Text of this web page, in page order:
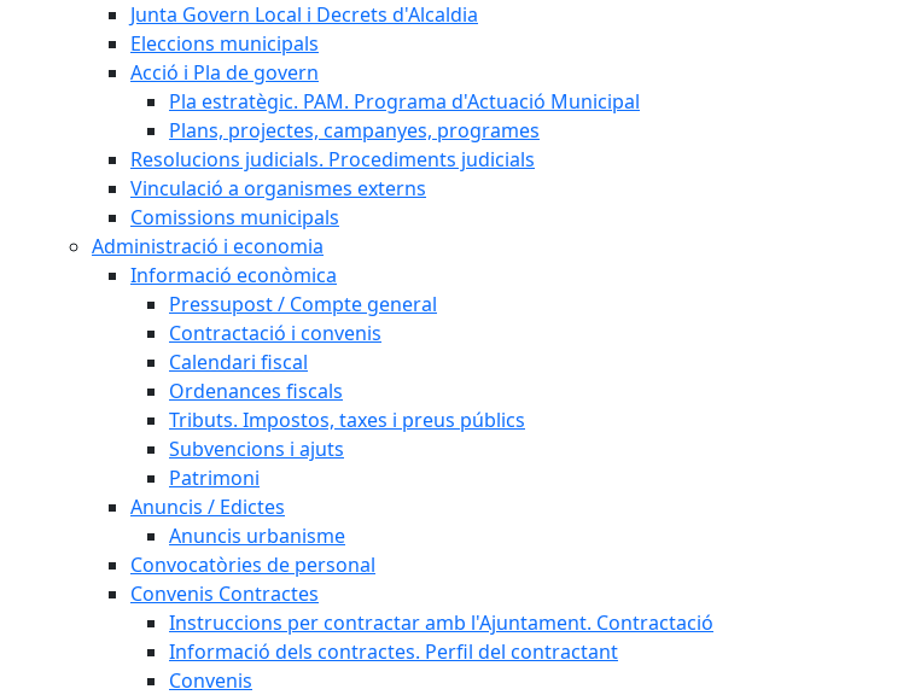
Junta Govern Local i Decrets d'Alcaldia
Eleccions municipals
Acció i Pla de govern
Pla estratègic. PAM. Programa d'Actuació Municipal
Plans, projectes, campanyes, programes
Resolucions judicials. Procediments judicials
Vinculació a organismes externs
Comissions municipals
Administració i economia
Informació econòmica
Pressupost / Compte general
Contractació i convenis
Calendari fiscal
Ordenances fiscals
Tributs. Impostos, taxes i preus públics
Subvencions i ajuts
Patrimoni
Anuncis / Edictes
Anuncis urbanisme
Convocatòries de personal
Convenis Contractes
Instruccions per contractar amb l'Ajuntament. Contractació
Informació dels contractes. Perfil del contractant
Convenis